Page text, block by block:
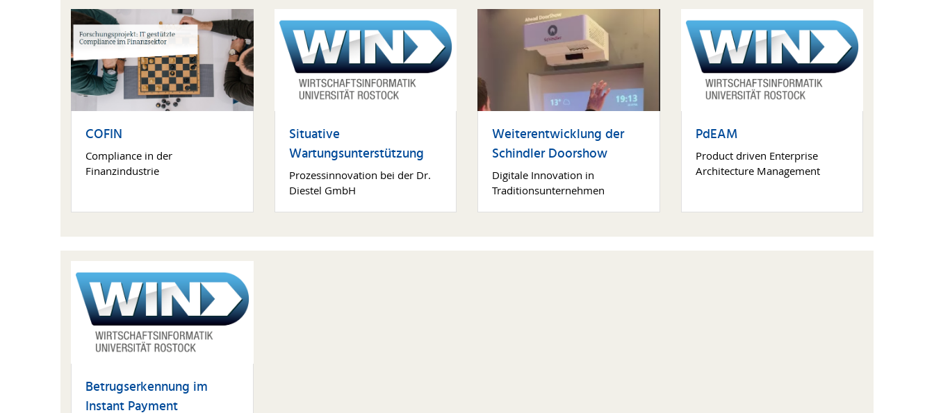
COFIN
Compliance in der
Finanzindustrie
Situative
Wartungsunterstützung
Prozessinnovation bei der Dr.
Diestel GmbH
Weiterentwicklung der
Schindler Doorshow
Digitale Innovation in
Traditionsunternehmen
PdEAM
Product driven Enterprise
Architecture Management
Betrugserkennung im
Instant Payment